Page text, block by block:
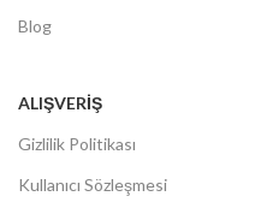
Blog
ALIŞVERIŞ
Gizlilik Politikası
Kullanıcı Sözleşmesi